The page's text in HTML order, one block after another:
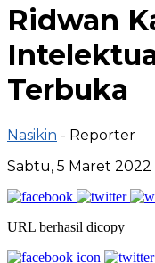
Ridwan
Terbuka
Nasikin - Reporter
Sabtu, 5 Maret 2022
URL berhasil dicopy